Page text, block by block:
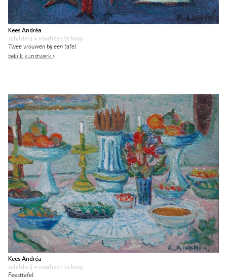
Kees Andréa
schilderij • voorheen te koop
Twee vrouwen bij een tafel
bekijk kunstwerk
Kees Andréa
schilderij • voorheen te koop
Feesttafel